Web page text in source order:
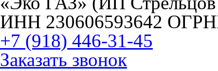
ИНН 230606593642
+7 (918) 446-31-45
Заказать звонок